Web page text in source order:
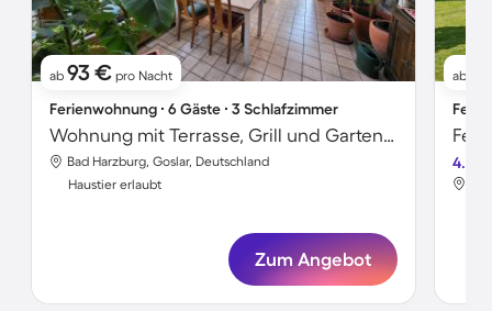
ab 93 € pro Nacht
Ferienwohnung ∙ 6 Gäste ∙ 3 Schlafzimmer
Wohnung mit Terrasse, Grill und Garten | Haustiere erlaubt
Bad Harzburg, Goslar, Deutschland
Haustier erlaubt
Zum Angebot
ab
4.4